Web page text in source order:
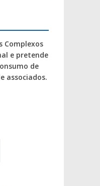
Complexos
e pretende
de
associados.